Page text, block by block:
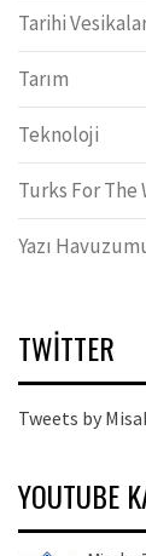
Tarihi
Tarım
Teknoloji
Turks For The
Yazı
TWITTER
Tweets by
YOUTUBE